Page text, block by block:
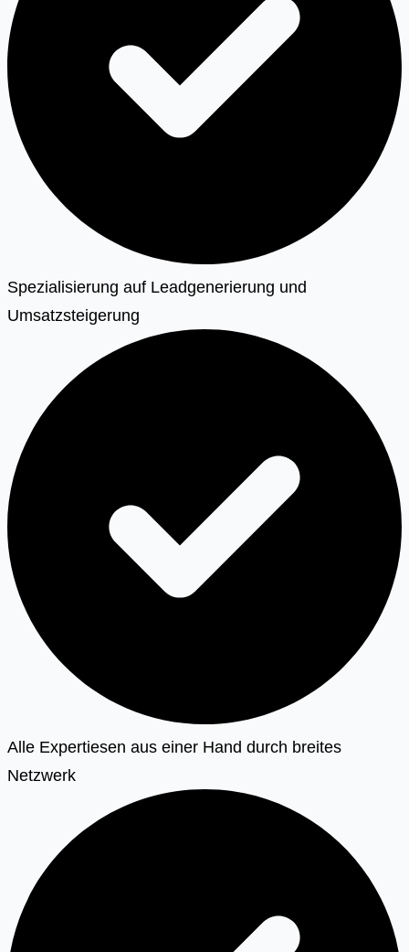
Spezialisierung auf Leadgenerierung und
Umsatzsteigerung
Alle Expertiesen aus einer Hand durch breites
Netzwerk